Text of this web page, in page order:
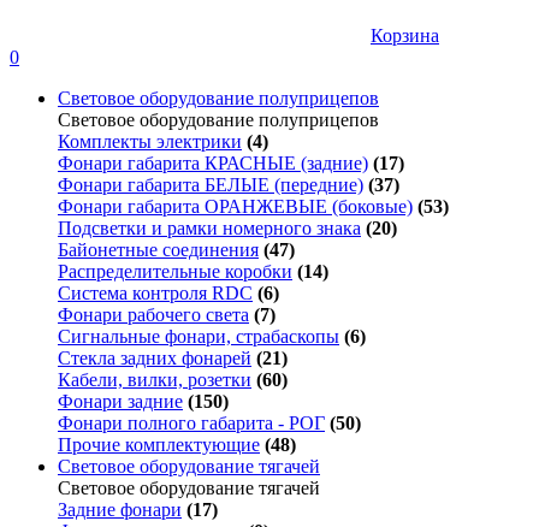
Корзина
0
Световое оборудование полуприцепов
Световое оборудование полуприцепов
Комплекты электрики (4)
Фонари габарита КРАСНЫЕ (задние) (17)
Фонари габарита БЕЛЫЕ (передние) (37)
Фонари габарита ОРАНЖЕВЫЕ (боковые) (53)
Подсветки и рамки номерного знака (20)
Байонетные соединения (47)
Распределительные коробки (14)
Система контроля RDC (6)
Фонари рабочего света (7)
Сигнальные фонари, страбаскопы (6)
Стекла задних фонарей (21)
Кабели, вилки, розетки (60)
Фонари задние (150)
Фонари полного габарита - РОГ (50)
Прочие комплектующие (48)
Световое оборудование тягачей
Световое оборудование тягачей
Задние фонари (17)